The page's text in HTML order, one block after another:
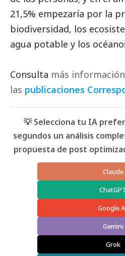
21,5% empezaría por la
biodiversidad, los
agua potable y los
Consulta más
las publicaciones
💡 Selecciona tu IA
segundos un análisis
propuesta de post
Claude
Google
Gemini
Grok